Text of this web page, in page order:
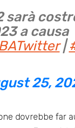
sarà
a causa
|
25,
dovrebbe far